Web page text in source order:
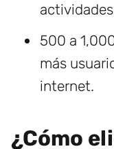
500 a
más
internet.
¿Cómo